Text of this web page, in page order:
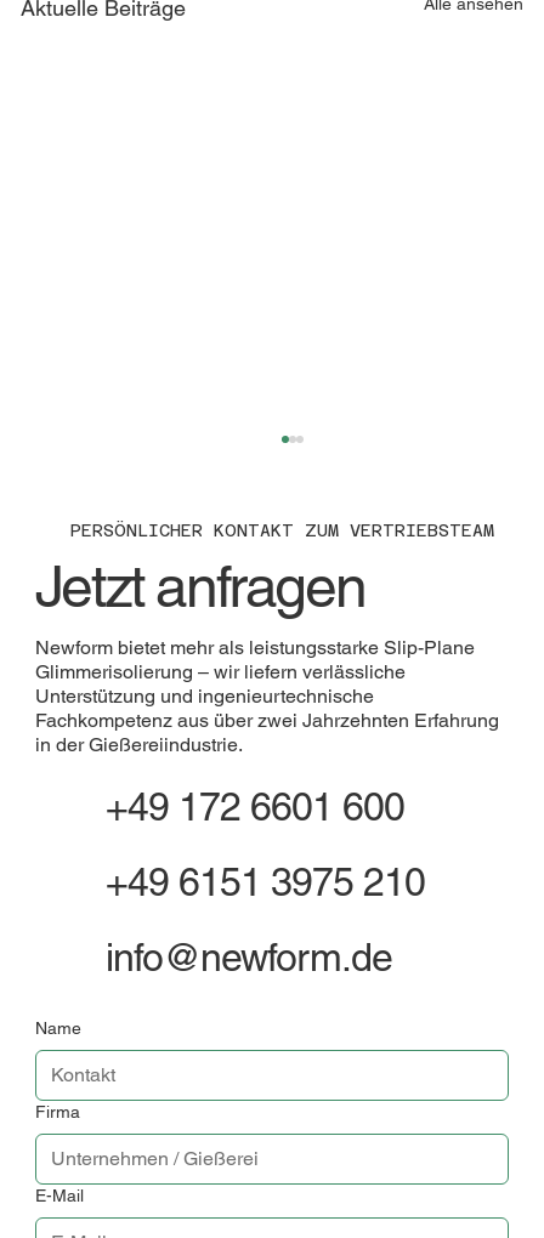
Aktuelle Beiträge
GIFA 2027 • Glimmer Isolierung
PERSÖNLICHER KONTAKT ZUM VERTRIEBSTEAM
Jetzt anfragen
Newform bietet mehr als leistungsstarke Slip-Plane
Glimmerisolierung – wir liefern verlässliche
Unterstützung und ingenieurtechnische
Fachkompetenz aus über zwei Jahrzehnten Erfahrung
in der Gießereiindustrie.
+49 172 6601 600
+49 6151 3975 210
info@newform.de
Name
Firma
E-Mail